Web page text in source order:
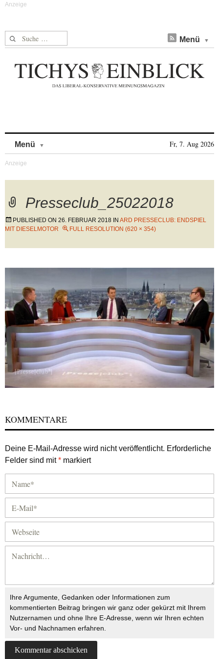
Suche nach: Menü
Menü Fr, 7. Aug 2026
Presseclub_25022018
PUBLISHED ON 26. FEBRUAR 2018 IN ARD PRESSECLUB: ENDSPIEL
MIT DIESELMOTOR
FULL RESOLUTION (620 × 354)
KOMMENTARE
Deine E-Mail-Adresse wird nicht veröffentlicht. Erforderliche
Felder sind mit* markiert
Ihre Argumente, Gedanken oder Informationen zum
kommentierten Beitrag bringen wir ganz oder gekürzt mit Ihrem
Nutzernamen und ohne Ihre E-Adresse, wenn wir Ihren echten
Vor- und Nachnamen erfahren.